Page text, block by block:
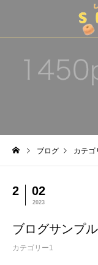
ブログ カテゴ
2 02
2023
ブログサンプ
カテゴリー1